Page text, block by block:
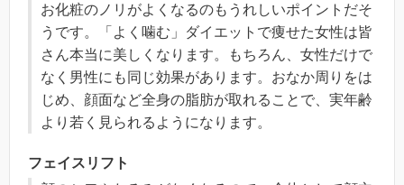
お化粧のノリがよくなるのもうれしいポイントだそ
うです。「よく噛む」ダイエットで痩せた女性は皆
さん本当に美しくなります。もちろん、女性だけで
なく男性にも同じ効果があります。おなか周りをは
じめ、顔面など全身の脂肪が取れることで、実年齢
より若く見られるようになります。
フェイスリフト